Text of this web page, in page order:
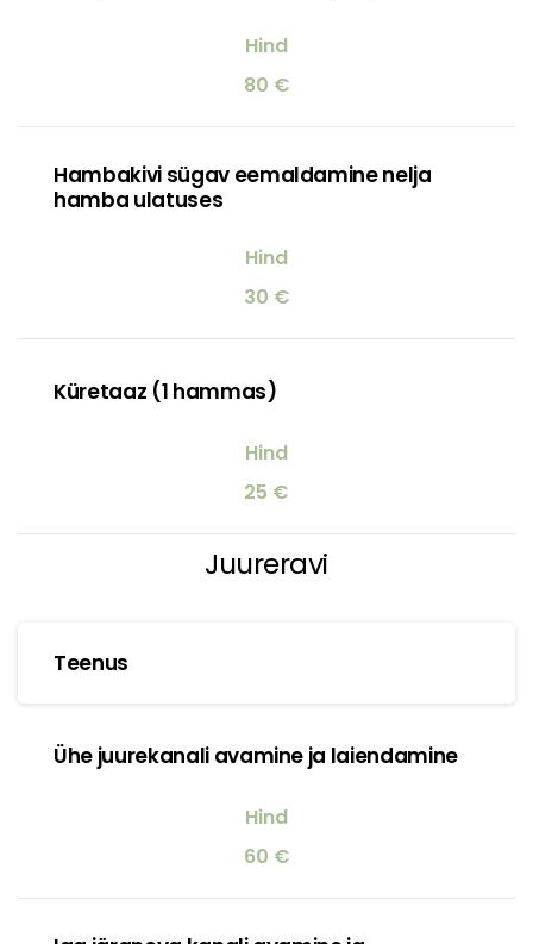
80 €
Hambakivi sügav eemaldamine nelja
hamba ulatuses
30 €
Küretaaz (1 hammas)
25 €
Juureravi
Teenus
Ühe juurekanali avamine ja laiendamine
60 €